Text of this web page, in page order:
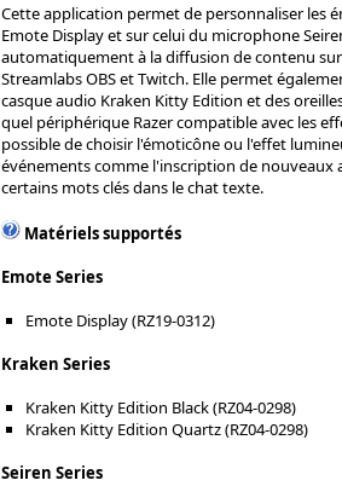
Cette application permet de personnaliser les
Emote Display et sur celui du microphone
automatiquement à la diffusion de contenu
Streamlabs OBS et Twitch. Elle permet
casque audio Kraken Kitty Edition et des
quel périphérique Razer compatible avec les
possible de choisir l'émoticône ou l'effet
événements comme l'inscription de nouveaux
certains mots clés dans le chat texte.
Matériels supportés
Emote Series
Emote Display (RZ19-0312)
Kraken Series
Kraken Kitty Edition Black (RZ04-0298)
Kraken Kitty Edition Quartz (RZ04-0298)
Seiren Series